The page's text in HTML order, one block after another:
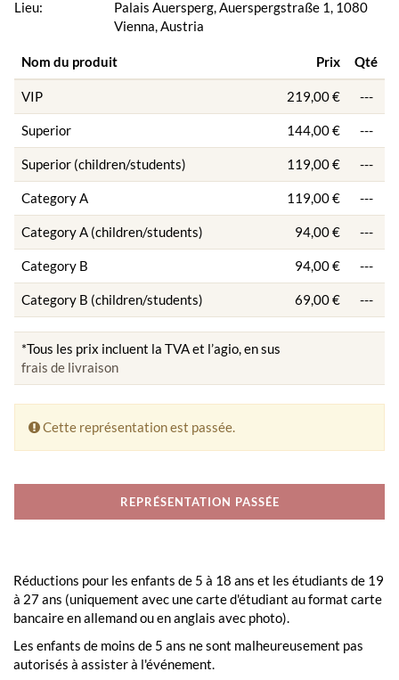
Lieu:
Palais Auersperg, Auerspergstraße 1, 1080
Vienna, Austria
Nom du produit Prix Qté
VIP 219,00 € ---
Superior 144,00 € ---
Superior (children/students) 119,00 € ---
Category A 119,00 € ---
Category A (children/students) 94,00 € ---
Category B 94,00 € ---
Category B (children/students) 69,00 € ---
*Tous les prix incluent la TVA et l’agio, en sus
frais de livraison
Cette représentation est passée.
REPRÉSENTATION PASSÉE
Réductions pour les enfants de 5 à 18 ans et les étudiants de 19
à 27 ans (uniquement avec une carte d'étudiant au format carte
bancaire en allemand ou en anglais avec photo).
Les enfants de moins de 5 ans ne sont malheureusement pas
autorisés à assister à l'événement.